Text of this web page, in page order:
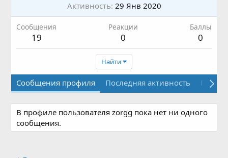
Активность 29 Янв 2020
Сообщения
19
Реакции
0
Баллы
0
Найти
Сообщения профиля Последняя активность
В профиле пользователя zorgg пока нет ни одного
сообщения.